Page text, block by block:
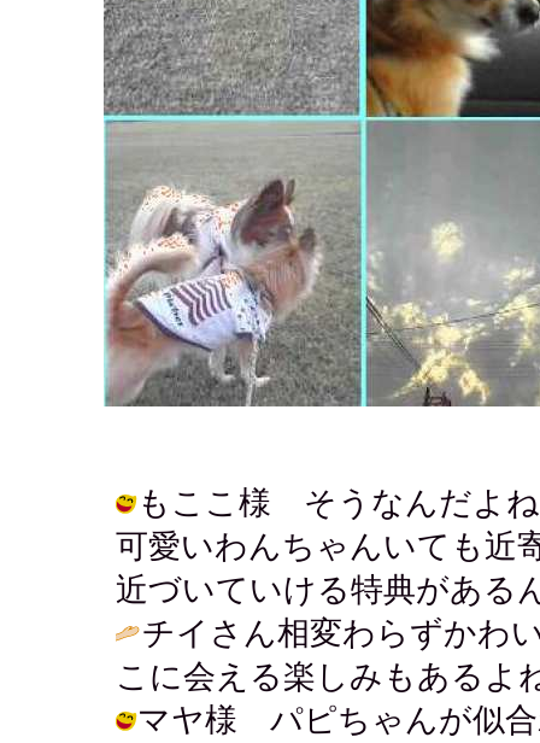
もここ様 そうなんだよ
可愛いわんちゃんいても近
近づいていける特典がある
チイさん相変わらずかわ
こに会える楽しみもあるよ
マヤ様 パピちゃんが似合